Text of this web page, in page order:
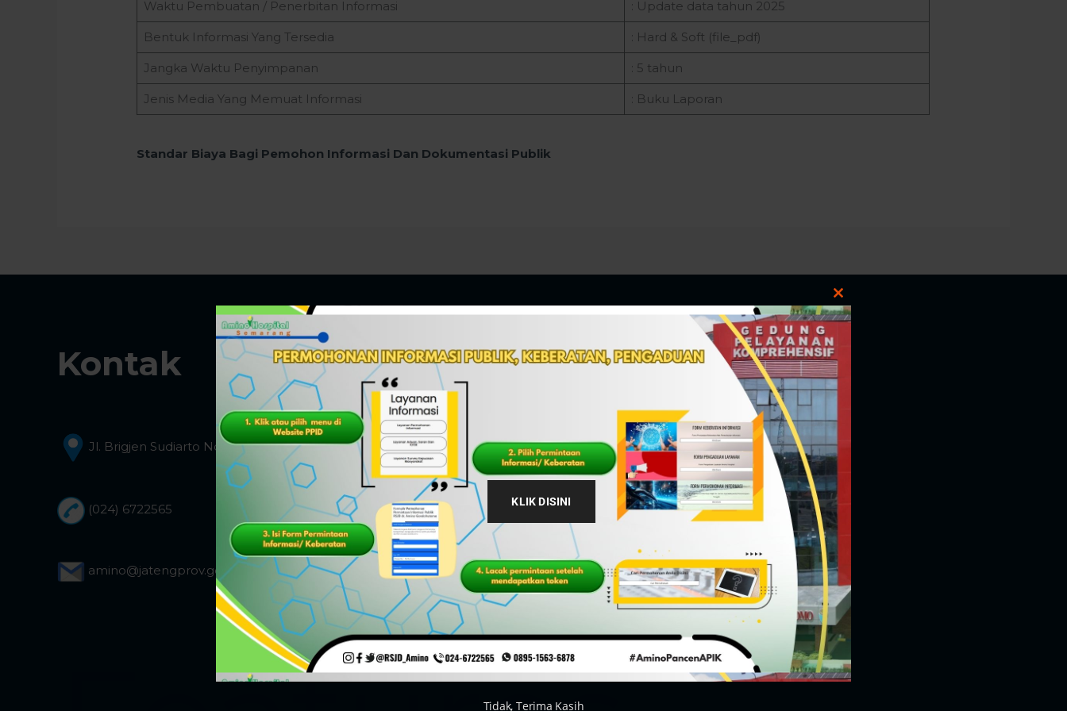
Waktu Pembuatan / Penerbitan Informasi : Update data tahun 2025
Bentuk Informasi Yang Tersedia : Hard & Soft (file_pdf)
Jangka Waktu Penyimpanan : 5 tahun
Jenis Media Yang Memuat Informasi : Buku Laporan
Standar Biaya Bagi Pemohon Informasi Dan Dokumentasi Publik
Kontak
Jl. Brigjen Sudiarto No.347 Semarang
(024) 6722565
amino@jatengprov.go.id
Close
this
module
KLIK DISINI
Tidak, Terima Kasih